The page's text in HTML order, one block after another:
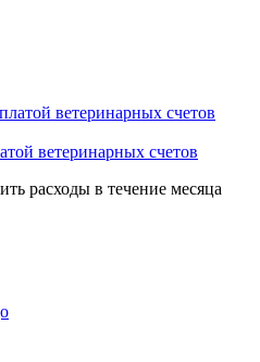
ветеринарных счетов
расходы в течение месяца